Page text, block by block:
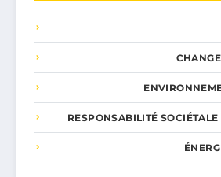
RESPONSABILITÉ